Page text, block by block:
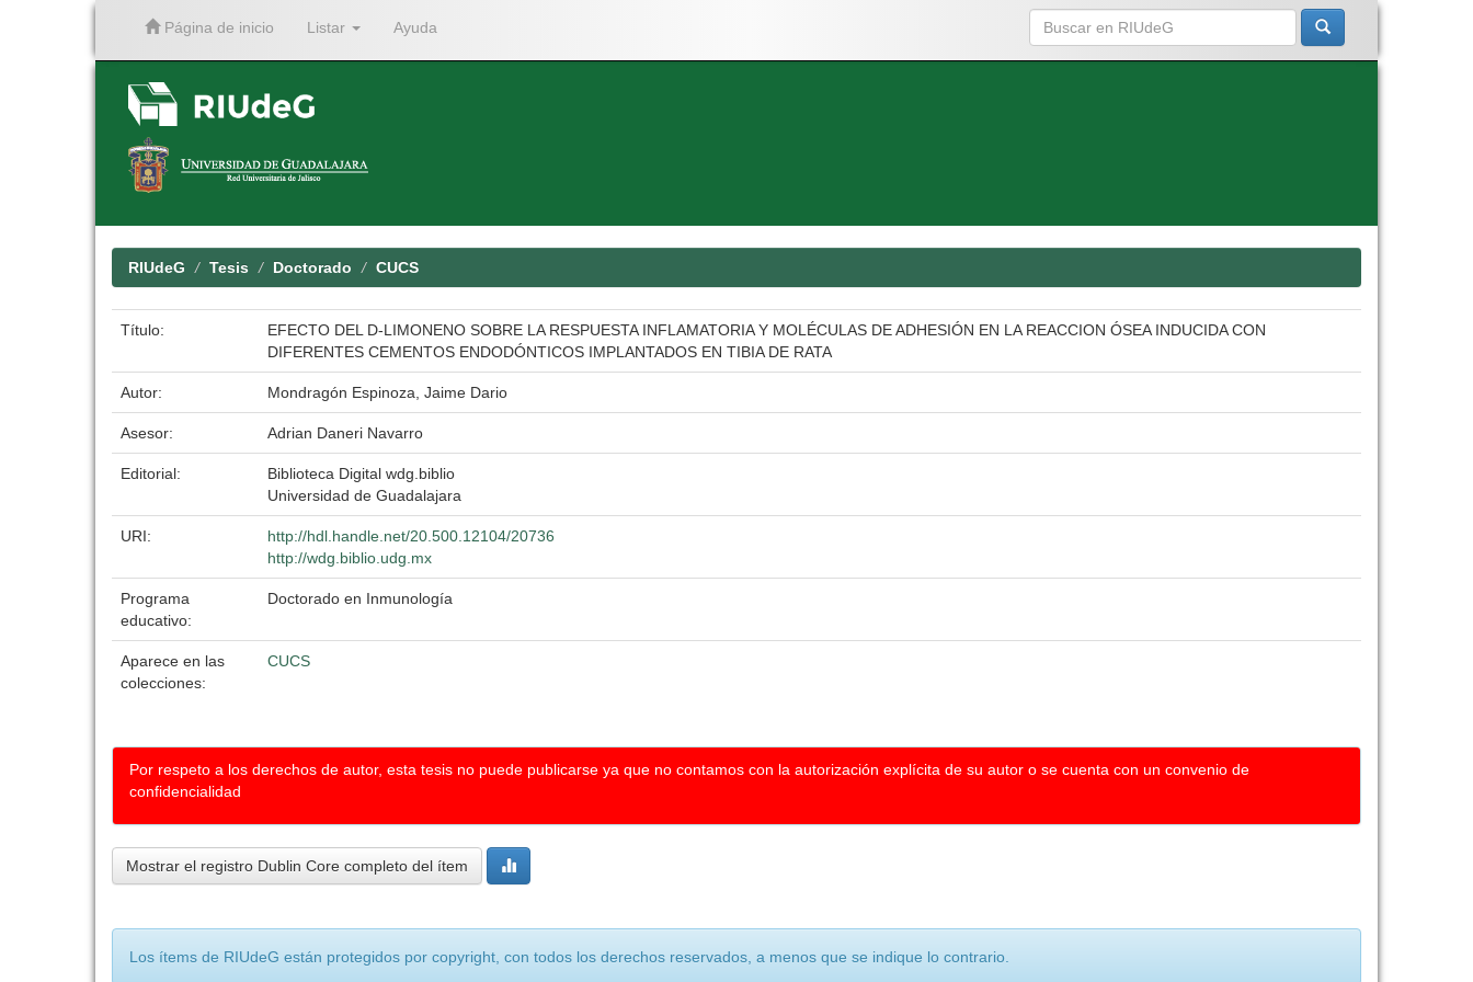
Página de inicio Listar Ayuda
RIUdeG Tesis Doctorado CUCS
Título:
EFECTO DEL D-LIMONENO SOBRE LA RESPUESTA INFLAMATORIA Y MOLÉCULAS DE ADHESIÓN EN LA REACCION ÓSEA INDUCIDA CON
DIFERENTES CEMENTOS ENDODÓNTICOS IMPLANTADOS EN TIBIA DE RATA
Autor: Mondragón Espinoza, Jaime Dario
Asesor: Adrian Daneri Navarro
Editorial:
Biblioteca Digital wdg.biblio
Universidad de Guadalajara
URI:
http://hdl.handle.net/20.500.12104/20736
http://wdg.biblio.udg.mx
Programa
educativo:
Doctorado en Inmunología
Aparece en las
colecciones:
CUCS
Por respeto a los derechos de autor, esta tesis no puede publicarse ya que no contamos con la autorización explícita de su autor o se cuenta con un convenio de
confidencialidad
Mostrar el registro Dublin Core completo del ítem
Los ítems de RIUdeG están protegidos por copyright, con todos los derechos reservados, a menos que se indique lo contrario.